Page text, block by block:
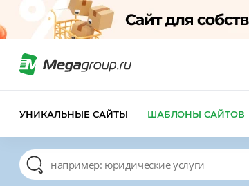
УНИКАЛЬНЫЕ САЙТЫ ШАБЛОНЫ САЙТОВ